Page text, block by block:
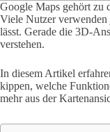
Google Maps gehört zu
Viele Nutzer verwenden
lässt. Gerade die 3D-
verstehen.
In diesem Artikel
kippen, welche
mehr aus der